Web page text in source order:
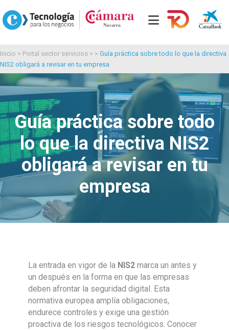
Inicio > Portal sector servicios > > Guía práctica sobre todo lo que la directiva
NIS2 obligará a revisar en tu empresa
Guía práctica sobre todo
lo que la directiva NIS2
obligará a revisar en tu
empresa
La entrada en vigor de la NIS2 marca un antes y
un después en la forma en que las empresas
deben afrontar la seguridad digital. Esta
normativa europea amplía obligaciones,
endurece controles y exige una gestión
proactiva de los riesgos tecnológicos. Conocer